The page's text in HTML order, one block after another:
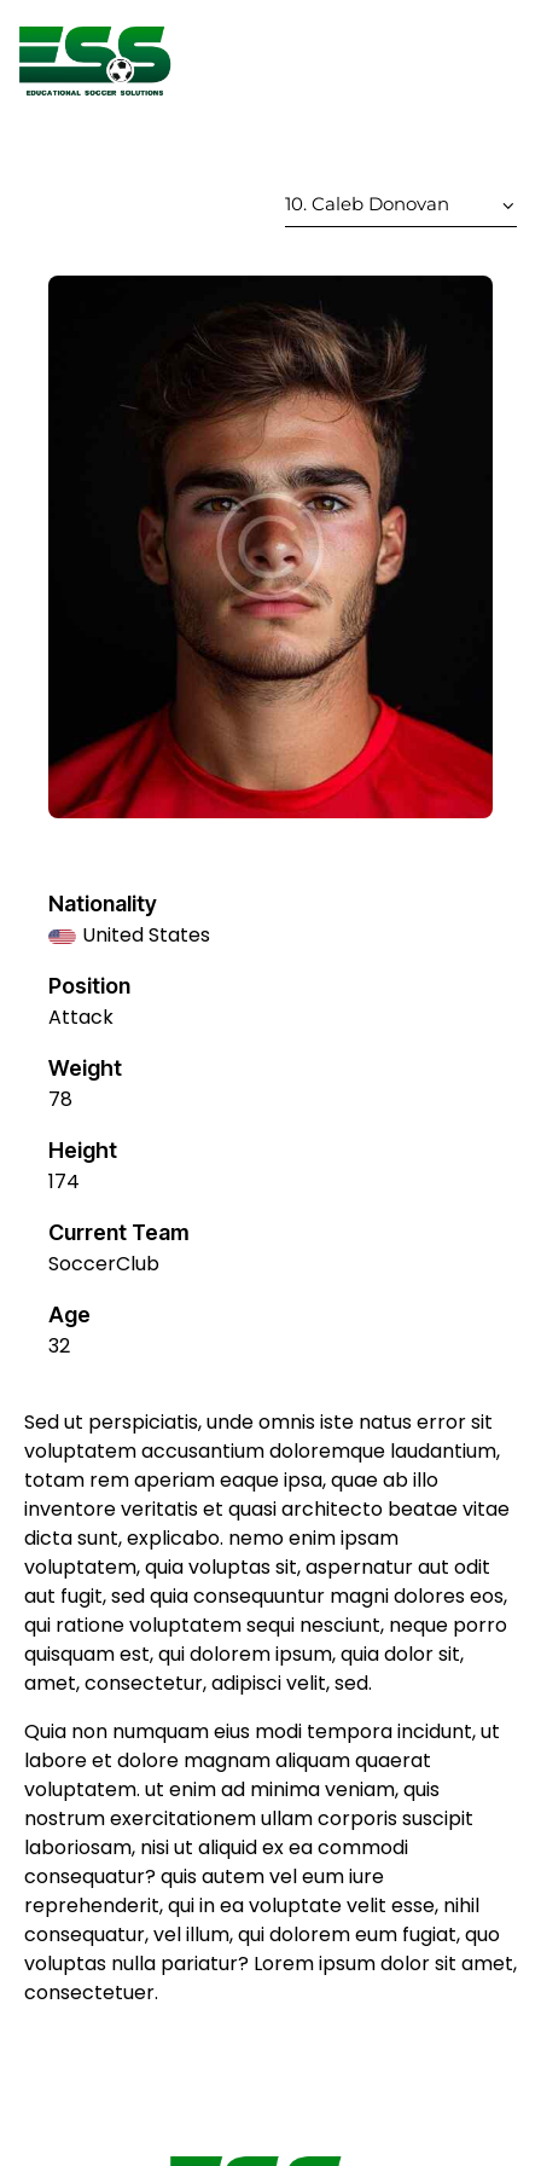
Nationality
United States
Position
Attack
Weight
78
Height
174
Current Team
SoccerClub
Age
32
Sed ut perspiciatis, unde omnis iste natus error sit
voluptatem accusantium doloremque laudantium,
totam rem aperiam eaque ipsa, quae ab illo
inventore veritatis et quasi architecto beatae vitae
dicta sunt, explicabo. nemo enim ipsam
voluptatem, quia voluptas sit, aspernatur aut odit
aut fugit, sed quia consequuntur magni dolores eos,
qui ratione voluptatem sequi nesciunt, neque porro
quisquam est, qui dolorem ipsum, quia dolor sit,
amet, consectetur, adipisci velit, sed.
Quia non numquam eius modi tempora incidunt, ut
labore et dolore magnam aliquam quaerat
voluptatem. ut enim ad minima veniam, quis
nostrum exercitationem ullam corporis suscipit
laboriosam, nisi ut aliquid ex ea commodi
consequatur? quis autem vel eum iure
reprehenderit, qui in ea voluptate velit esse, nihil
consequatur, vel illum, qui dolorem eum fugiat, quo
voluptas nulla pariatur? Lorem ipsum dolor sit amet,
consectetuer.